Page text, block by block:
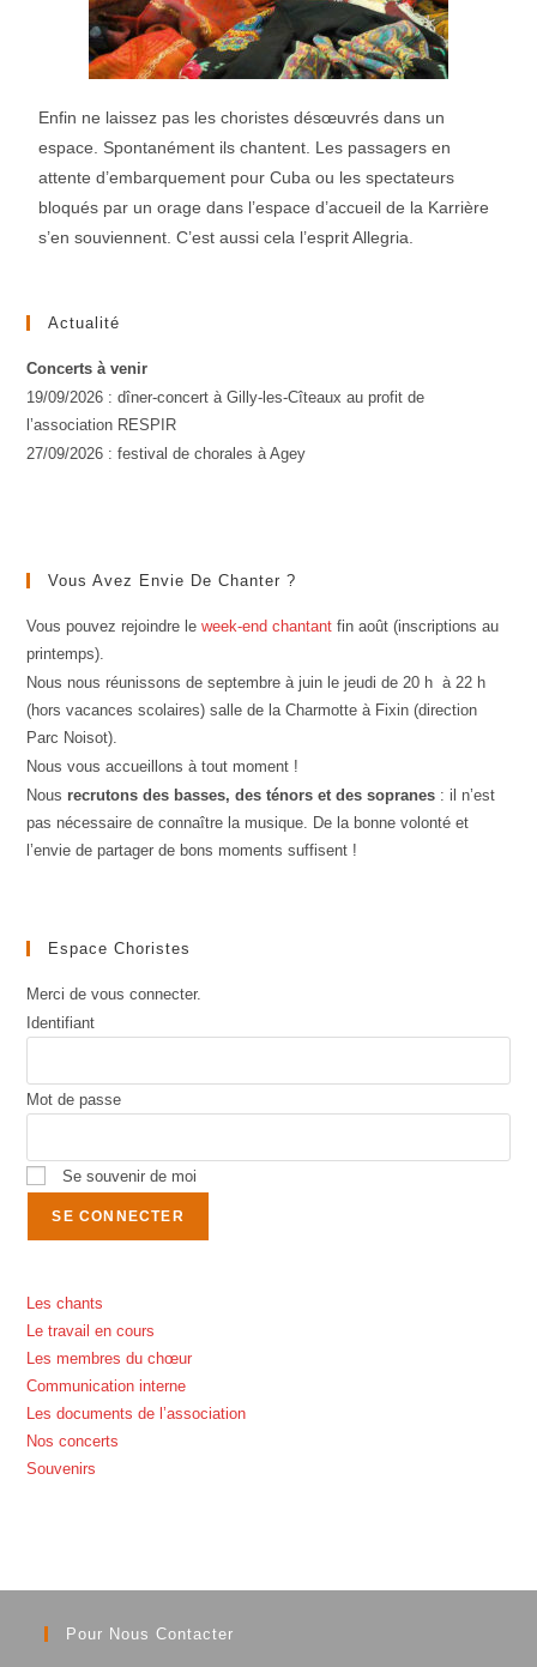
Enfin ne laissez pas les choristes désœuvrés dans un
espace. Spontanément ils chantent. Les passagers en
attente d’embarquement pour Cuba ou les spectateurs
bloqués par un orage dans l’espace d’accueil de la Karrière
s’en souviennent. C’est aussi cela l’esprit Allegria.
Actualité
Concerts à venir
19/09/2026 : dîner-concert à Gilly-les-Cîteaux au profit de
l’association RESPIR
27/09/2026 : festival de chorales à Agey
Vous Avez Envie De Chanter ?
Vous pouvez rejoindre leweek-end chantant fin août (inscriptions au
printemps).
Nous nous réunissons de septembre à juin le jeudi de 20 h à 22 h
(hors vacances scolaires) salle de la Charmotte à Fixin (direction
Parc Noisot).
Nous vous accueillons à tout moment !
Nous recrutons des basses, des ténors et des sopranes : il n’est
pas nécessaire de connaître la musique. De la bonne volonté et
l’envie de partager de bons moments suffisent !
Espace Choristes
Merci de vous connecter.
Identifiant
Mot de passe
Se souvenir de moi
Les chants
Le travail en cours
Les membres du chœur
Communication interne
Les documents de l’association
Nos concerts
Souvenirs
Pour Nous Contacter